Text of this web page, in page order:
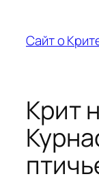
содержимому
Сайт о
Крит